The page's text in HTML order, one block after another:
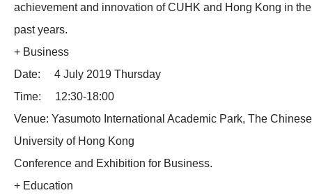
achievement and innovation of CUHK and Hong Kong in the
past years.
+ Business
Date: 4 July 2019 Thursday
Time: 12:30-18:00
Venue: Yasumoto International Academic Park, The Chinese
University of Hong Kong
Conference and Exhibition for Business.
+ Education